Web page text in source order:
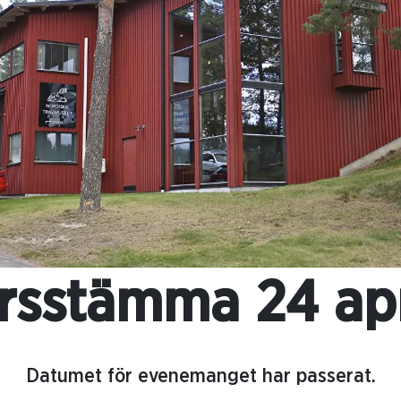
24
Datumet för evenemanget har passerat.